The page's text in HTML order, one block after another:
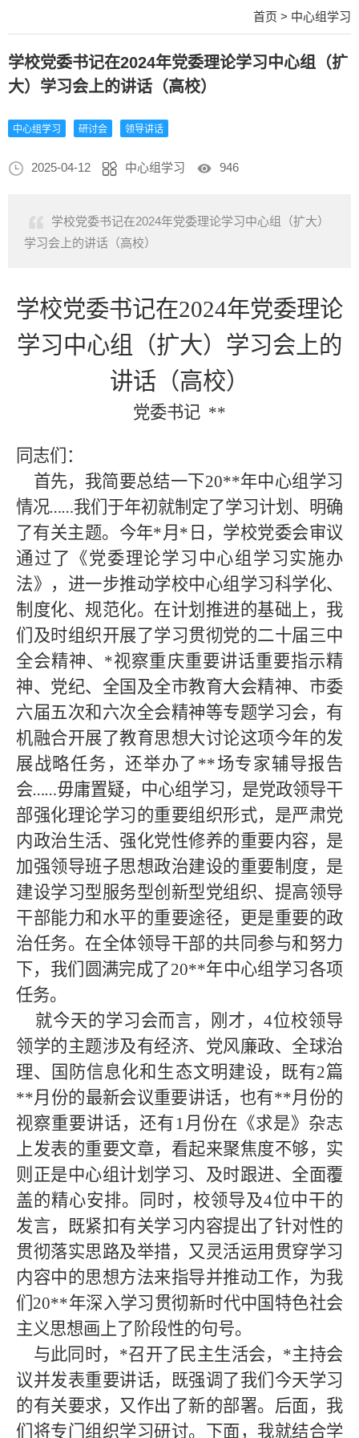
首页 > 中心组学习
学校党委书记在2024年党委理论学习中心组（扩
大）学习会上的讲话（高校）
中心组学习 研讨会 领导讲话
2025-04-12 中心组学习 946
学校党委书记在2024年党委理论学习中心组（扩大）
学习会上的讲话（高校）
学校党委书记在2024年党委理论
学习中心组（扩大）学习会上的
讲话（高校）
党委书记 **
同志们：
首先，我简要总结一下20**年中心组学习
情况……我们于年初就制定了学习计划、明确
了有关主题。今年*月 * 日，学校党委会审议
通过了《党委理论学习中心组学习实施办
法》，进一步推动学校中心组学习科学化、
制度化、规范化。在计划推进的基础上，我
们及时组织开展了学习贯彻党的二十届三中
全会精神、 *视察重庆重要讲话重要指示精
神、党纪、全国及全市教育大会精神、市委
六届五次和六次全会精神等专题学习会，有
机融合开展了教育思想大讨论这项今年的发
展战略任务，还举办了 **场专家辅导报告
会……毋庸置疑，中心组学习，是党政领导干
部强化理论学习的重要组织形式，是严肃党
内政治生活、强化党性修养的重要内容，是
加强领导班子思想政治建设的重要制度，是
建设学习型服务型创新型党组织、提高领导
干部能力和水平的重要途径，更是重要的政
治任务。在全体领导干部的共同参与和努力
下，我们圆满完成了20**年中心组学习各项
任务。
就今天的学习会而言，刚才，4位校领导
领学的主题涉及有经济、党风廉政、全球治
理、国防信息化和生态文明建设，既有2篇
**月份的最新会议重要讲话，也有**月份的
视察重要讲话，还有 1月份在《求是》杂志
上发表的重要文章，看起来聚焦度不够，实
则正是中心组计划学习、及时跟进、全面覆
盖的精心安排。同时，校领导及4位中干的
发言，既紧扣有关学习内容提出了针对性的
贯彻落实思路及举措，又灵活运用贯穿学习
内容中的思想方法来指导并推动工作，为我
们20**年深入学习贯彻新时代中国特色社会
主义思想画上了阶段性的句号。
与此同时，*召开了民主生活会， *主持会
议并发表重要讲话，既强调了我们今天学习
的有关要求，又作出了新的部署。后面，我
们将专门组织学习研讨。下面，我就结合学